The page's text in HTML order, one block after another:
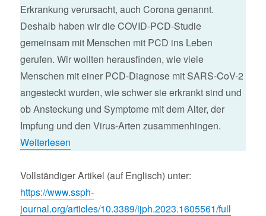
Erkrankung verursacht, auch Corona genannt.
Deshalb haben wir die COVID-PCD-Studie
gemeinsam mit Menschen mit PCD ins Leben
gerufen. Wir wollten herausfinden, wie viele
Menschen mit einer PCD-Diagnose mit SARS-CoV-2
angesteckt wurden, wie schwer sie erkrankt sind und
ob Ansteckung und Symptome mit dem Alter, der
Impfung und den Virus-Arten zusammenhingen.
Weiterlesen
Vollständiger Artikel (auf Englisch) unter:
https://www.ssph-
journal.org/articles/10.3389/ijph.2023.1605561/full